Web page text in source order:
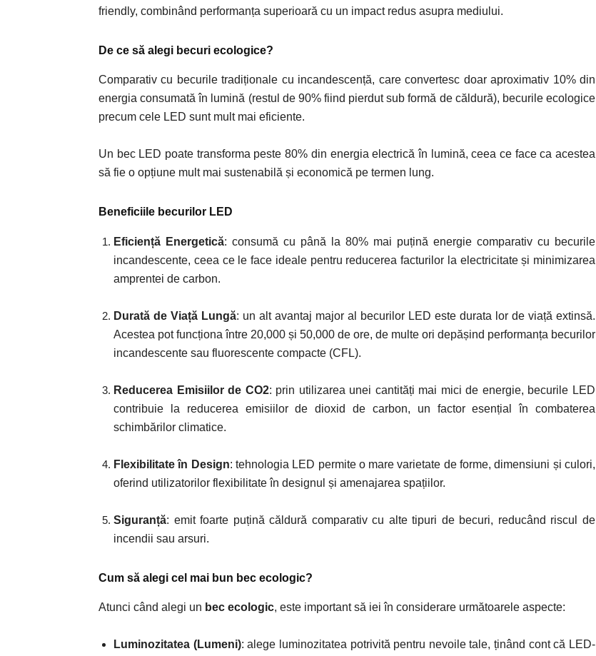
friendly, combinând performanța superioară cu un impact redus asupra mediului.
De ce să alegi becuri ecologice?
Comparativ cu becurile tradiționale cu incandescență, care convertesc doar aproximativ 10% din
energia consumată în lumină (restul de 90% fiind pierdut sub formă de căldură), becurile ecologice
precum cele LED sunt mult mai eficiente.
Un bec LED poate transforma peste 80% din energia electrică în lumină, ceea ce face ca acestea
să fie o opțiune mult mai sustenabilă și economică pe termen lung.
Beneficiile becurilor LED
Eficiență Energetică: consumă cu până la 80% mai puțină energie comparativ cu becurile
incandescente, ceea ce le face ideale pentru reducerea facturilor la electricitate și minimizarea
amprentei de carbon.
Durată de Viață Lungă: un alt avantaj major al becurilor LED este durata lor de viață extinsă.
Acestea pot funcționa între 20,000 și 50,000 de ore, de multe ori depășind performanța becurilor
incandescente sau fluorescente compacte (CFL).
Reducerea Emisiilor de CO2: prin utilizarea unei cantități mai mici de energie, becurile LED
contribuie la reducerea emisiilor de dioxid de carbon, un factor esențial în combaterea
schimbărilor climatice.
Flexibilitate în Design: tehnologia LED permite o mare varietate de forme, dimensiuni și culori,
oferind utilizatorilor flexibilitate în designul și amenajarea spațiilor.
Siguranță: emit foarte puțină căldură comparativ cu alte tipuri de becuri, reducând riscul de
incendii sau arsuri.
Cum să alegi cel mai bun bec ecologic?
Atunci când alegi un bec ecologic, este important să iei în considerare următoarele aspecte:
Luminozitatea (Lumeni):a lege luminozitatea potrivită pentru nevoile tale, ținând cont că LED-